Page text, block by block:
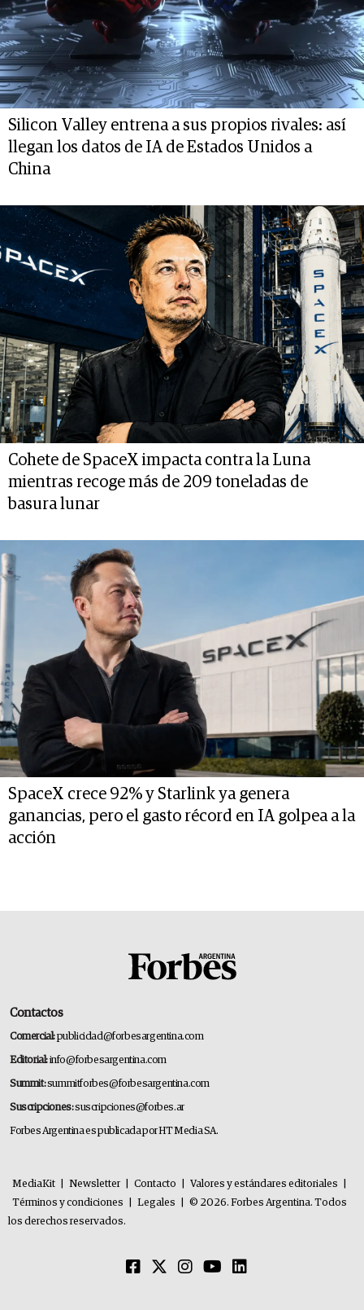
Silicon Valley entrena a sus propios rivales: así
llegan los datos de IA de Estados Unidos a
China
Cohete de SpaceX impacta contra la Luna
mientras recoge más de 209 toneladas de
basura lunar
SpaceX crece 92% y Starlink ya genera
ganancias, pero el gasto récord en IA golpea a la
acción
Contactos
Comercial:publicidad@forbesargentina.com
Editorial:info@forbesargentina.com
Summit:summitforbes@forbesargentina.com
Suscripciones:suscripciones@forbes.ar
Forbes Argentina es publicada por HT Media SA.
MediaKit Newsletter Contacto Valores y estándares editoriales
Términos y condiciones
Legales
© 2026. Forbes Argentina. Todos
los derechos reservados.